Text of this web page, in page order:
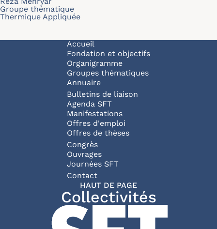
Groupe thématique
Thermique Appliquée
Navigation principale
Accueil
Fondation et objectifs
Organigramme
Groupes thématiques
Annuaire
Bulletins de liaison
Agenda SFT
Manifestations
Offres d'emploi
Offres de thèses
Congrès
Ouvrages
Journées SFT
Pied de page
Contact
HAUT DE PAGE
Collectivités